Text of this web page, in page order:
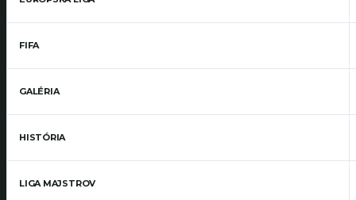
FIFA
GALÉRIA
HISTÓRIA
LIGA MAJSTROV